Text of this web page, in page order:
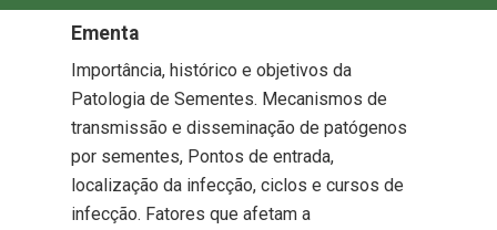
Ementa
Importância, histórico e objetivos da
Patologia de Sementes. Mecanismos de
transmissão e disseminação de patógenos
por sementes, Pontos de entrada,
localização da infecção, ciclos e cursos de
infecção. Fatores que afetam a